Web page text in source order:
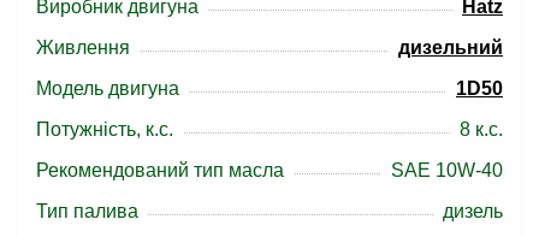
Виробник двигуна
Hatz
Живлення
дизельний
Модель двигуна
1D50
Потужність, к.с.
8 к.с.
Рекомендований тип масла
SAE 10W-40
Тип палива
дизель